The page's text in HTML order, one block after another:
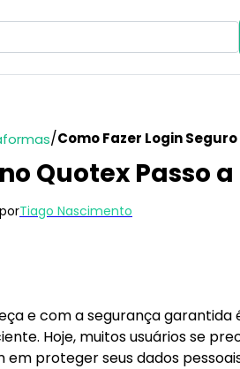
/Como Fazer Login
Quotex Passo a
Tiago Nascimento
e com a segurança garantida
Hoje, muitos usuários se
proteger seus dados